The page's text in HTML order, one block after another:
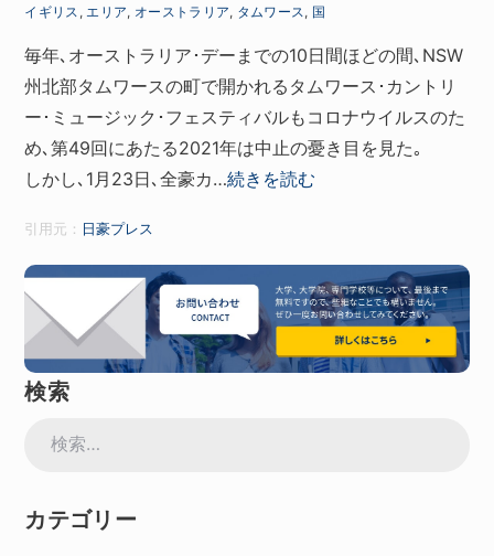
イギリス , エリア, オーストラリア, タムワース , 国
毎年､オーストラリア･デーまでの10日間ほどの間､NSW
州北部タムワースの町で開かれるタムワース･カントリ
ー･ミュージック･フェスティバルもコロナウイルスのた
め､第49回にあたる2021年は中止の憂き目を見た｡
しかし､1月23日､全豪カ…続きを読む
引用元： 日豪プレス
検索
カテゴリー